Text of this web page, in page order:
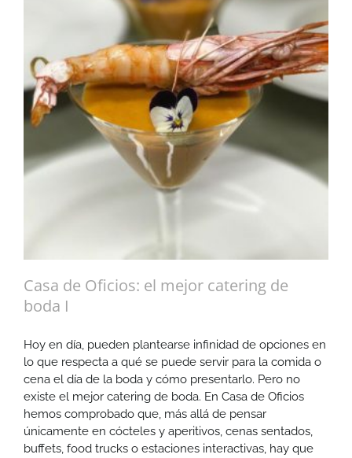
Casa de Oficios: el mejor catering de
boda I
Hoy en día, pueden plantearse infinidad de opciones en
lo que respecta a qué se puede servir para la comida o
cena el día de la boda y cómo presentarlo. Pero no
existe el mejor catering de boda. En Casa de Oficios
hemos comprobado que, más allá de pensar
únicamente en cócteles y aperitivos, cenas sentados,
buffets, food trucks o estaciones interactivas, hay que